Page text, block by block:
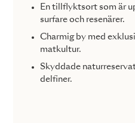
En tillflyktsort som är
surfare och resenärer.
Charmig by med
matkultur.
Skyddade
delfiner.